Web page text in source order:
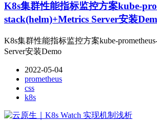
K8s集群性能指标监控方案kube-
stack(helm)+Metrics Server安装
K8s集群性能指标监控方案kube-
Server安装Demo
2022-05-04
prometheus
css
k8s